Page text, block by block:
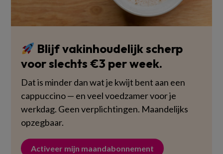
Blijf vakinhoudelijk scherp
voor slechts €3 per week.
Dat is minder dan wat je kwijt bent aan een
cappuccino — en veel voedzamer voor je
werkdag. Geen verplichtingen. Maandelijks
opzegbaar.
Activeer mijn maandabonnement